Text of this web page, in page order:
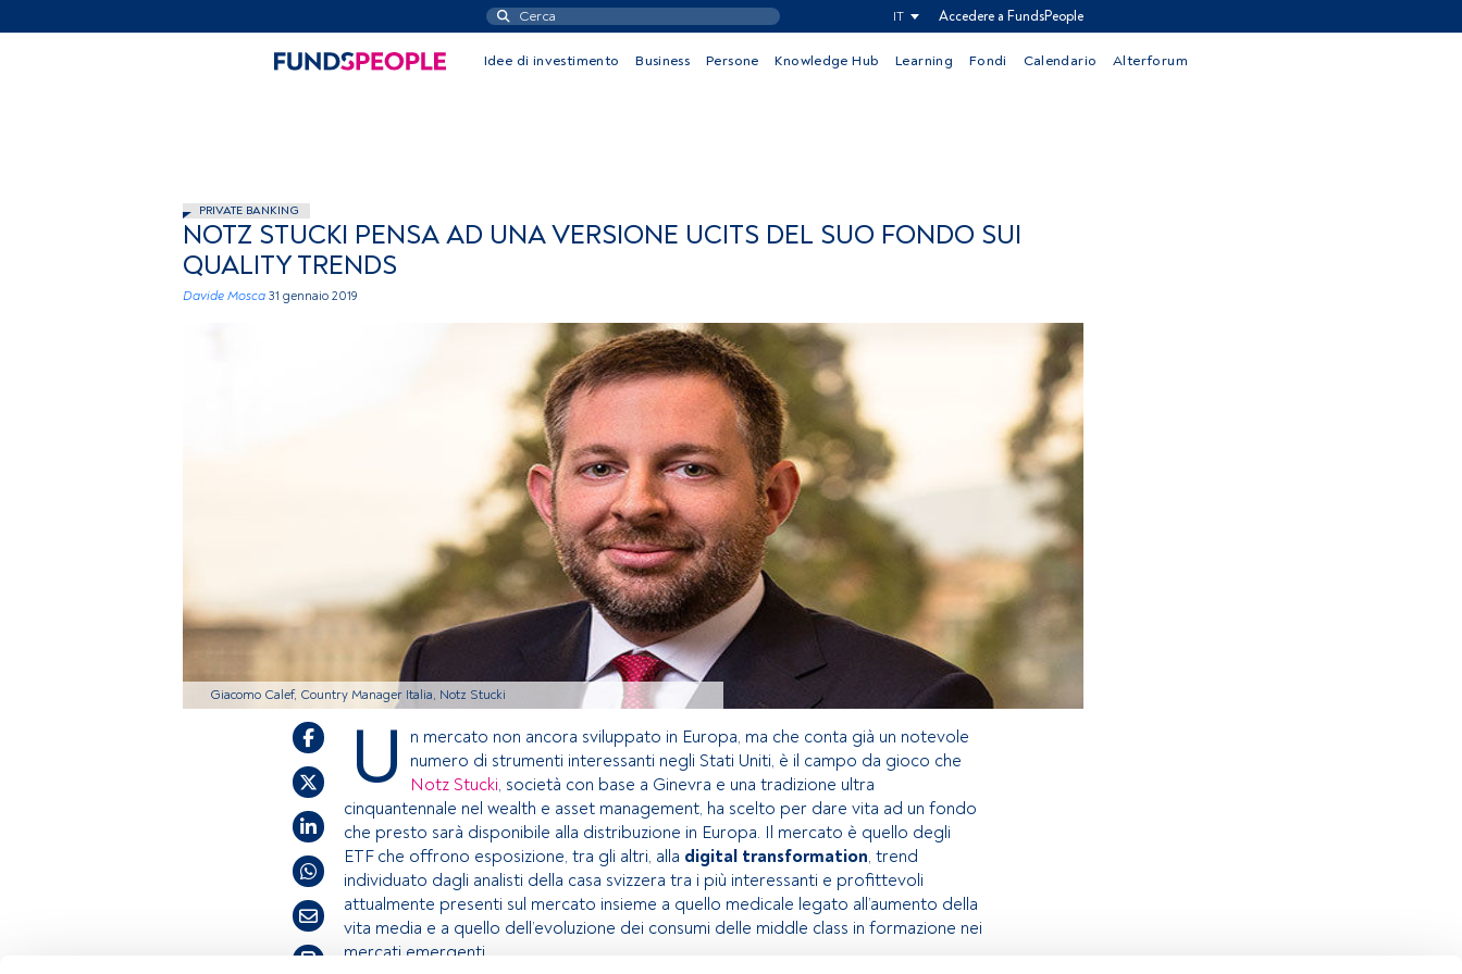
IT Accedere a FundsPeople
Idee di investimento Business Persone Knowledge Hub Learning Fondi Calendario Alterforum
PRIVATE BANKING
NOTZ STUCKI PENSA AD UNA VERSIONE UCITS DEL SUO FONDO SUI
QUALITY TRENDS
Davide Mosca 31 gennaio 2019
Giacomo Calef, Country Manager Italia, Notz Stucki
U
n mercato non ancora sviluppato in Europa, ma che conta già un notevole
numero di strumenti interessanti negli Stati Uniti, è il campo da gioco che
Notz Stucki, società con base a Ginevra e una tradizione ultra
cinquantennale nel wealth e asset management, ha scelto per dare vita ad un fondo
che presto sarà disponibile alla distribuzione in Europa. Il mercato è quello degli
ETF che offrono esposizione, tra gli altri, alla digital transformation, trend
individuato dagli analisti della casa svizzera tra i più interessanti e profittevoli
attualmente presenti sul mercato insieme a quello medicale legato all’aumento della
vita media e a quello dell’evoluzione dei consumi delle middle class in formazione nei
mercati emergenti.